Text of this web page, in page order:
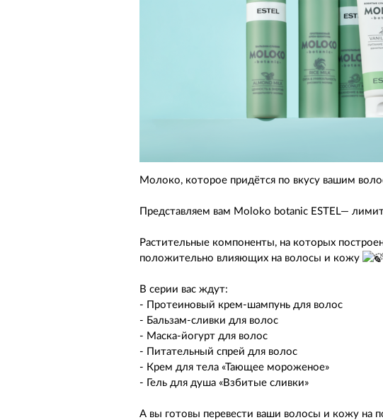
Молоко, которое придётся по вкусу вашим
Представляем вам Moloko botanic ESTEL—
Растительные компоненты, на которых
положительно влияющих на волосы и кожу
В серии вас ждут:
- Протеиновый крем-шампунь для волос
- Бальзам-сливки для волос
- Маска-йогурт для волос
- Питательный спрей для волос
- Крем для тела «Тающее мороженое»
- Гель для душа «Взбитые сливки»
А вы готовы перевести ваши волосы и кожу на